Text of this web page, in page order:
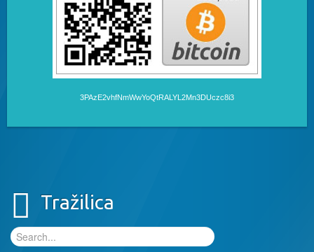
3PAzE2vhfNmWwYoQtRALYL2Mn3DUczc8i3
Tražilica